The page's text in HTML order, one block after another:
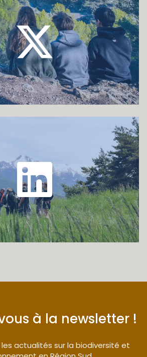
à la newsletter !
actualités sur la biodiversité et